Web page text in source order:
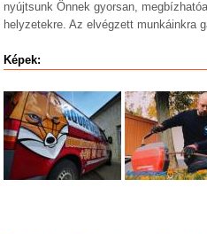
nyújtsunk Önnek gyorsan,
helyzetekre. Az elvégzett munkáinkra
Képek: